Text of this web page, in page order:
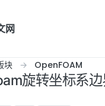
网
块 OpenFOAM
旋转坐标系